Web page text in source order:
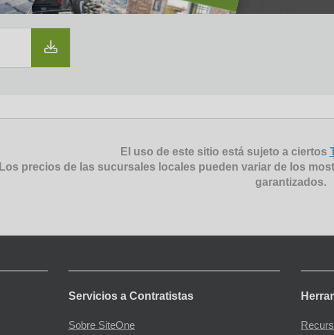
El uso de este sitio está sujeto a ciertos
Los precios de las sucursales locales pueden variar de los
garantizados.
Servicios a Contratistas
Sobre SiteOne